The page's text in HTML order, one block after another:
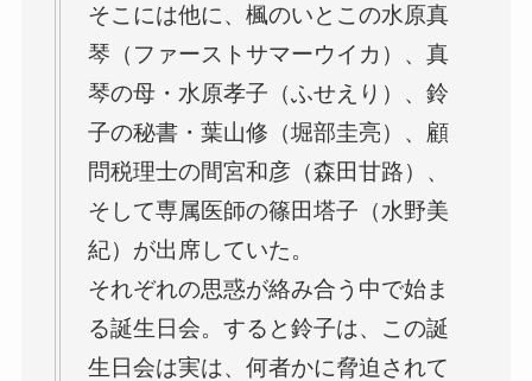
そこには他に、楓のいとこの水原真
琴（ファーストサマーウイカ）、真
琴の母・水原孝子（ふせえり）、鈴
子の秘書・葉山修（堀部圭亮）、顧
問税理士の間宮和彦（森田甘路）、
そして専属医師の篠田塔子（水野美
紀）が出席していた。
それぞれの思惑が絡み合う中で始ま
る誕生日会。すると鈴子は、この誕
生日会は実は、何者かに脅迫されて